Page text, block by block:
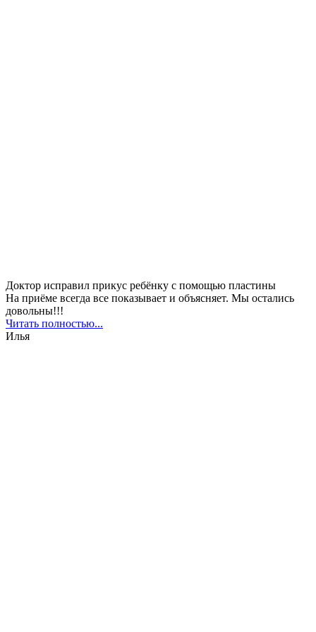
Доктор исправил прикус ребёнку с помощью пластины
На приёме всегда все показывает и объясняет. Мы остались
довольны!!!
Читать полностью...
Илья